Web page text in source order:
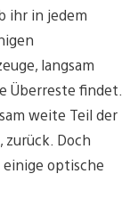
ihr in jedem
langsam
Überreste findet.
weite Teil der
zurück. Doch
optische